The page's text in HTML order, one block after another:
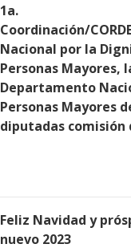
1a.
Coordinación/
Nacional por la
Personas Mayores,
Departamento
Personas Mayores
diputadas
Feliz Navidad y
nuevo 2023